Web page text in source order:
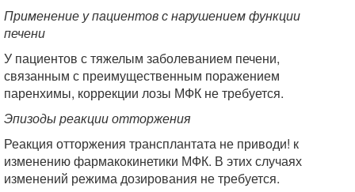
Применение у пациентов с нарушением функции
печени
У пациентов с тяжелым заболеванием печени,
связанным с преимущественным поражением
паренхимы, коррекции лозы МФК не требуется.
Эпизоды реакции отторжения
Реакция отторжения трансплантата не приводи! к
изменению фармакокинетики МФК. В этих случаях
изменений режима дозирования не требуется.